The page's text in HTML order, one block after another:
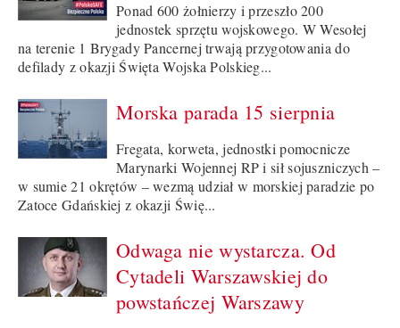
Ponad 600 żołnierzy i przeszło 200
jednostek sprzętu wojskowego. W Wesołej
na terenie 1 Brygady Pancernej trwają przygotowania do
defilady z okazji Święta Wojska Polskieg...
Morska parada 15 sierpnia
Fregata, korweta, jednostki pomocnicze
Marynarki Wojennej RP i sił sojuszniczych –
w sumie 21 okrętów – wezmą udział w morskiej paradzie po
Zatoce Gdańskiej z okazji Świę...
Odwaga nie wystarcza. Od
Cytadeli Warszawskiej do
powstańczej Warszawy